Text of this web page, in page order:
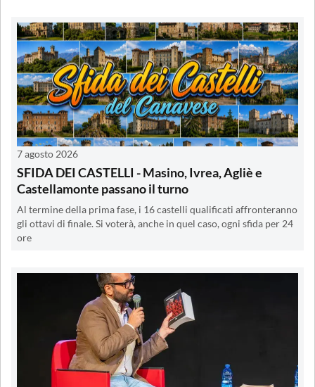
7 agosto 2026
SFIDA DEI CASTELLI - Masino, Ivrea, Agliè e
Castellamonte passano il turno
Al termine della prima fase, i 16 castelli qualificati affronteranno
gli ottavi di finale. Si voterà, anche in quel caso, ogni sfida per 24
ore